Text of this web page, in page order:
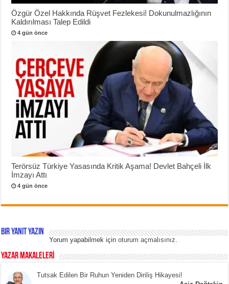
Özgür Özel Hakkında Rüşvet Fezlekesi! Dokunulmazlığının
Kaldırılması Talep Edildi
4 gün önce
Terörsüz Türkiye Yasasında Kritik Aşama! Devlet Bahçeli İlk
İmzayı Attı
4 gün önce
Bir yanıt yazın
Yorum yapabilmek içinoturum açmalısınız
YAZAR MAKALELERİ
Tutsak Edilen Bir Ruhun Yeniden Diriliş Hikayesi!